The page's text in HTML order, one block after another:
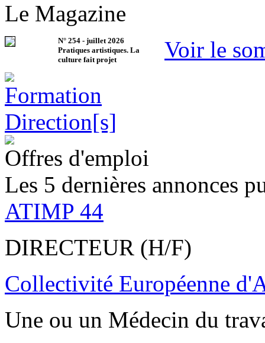
Le Magazine
N° 254 - juillet 2026
Pratiques artistiques. La
culture fait projet
Voir le
Offres d'emploi
Les 5 dernières annonces
ATIMP 44
DIRECTEUR (H/F)
Collectivité Européenne
Une ou un Médecin du